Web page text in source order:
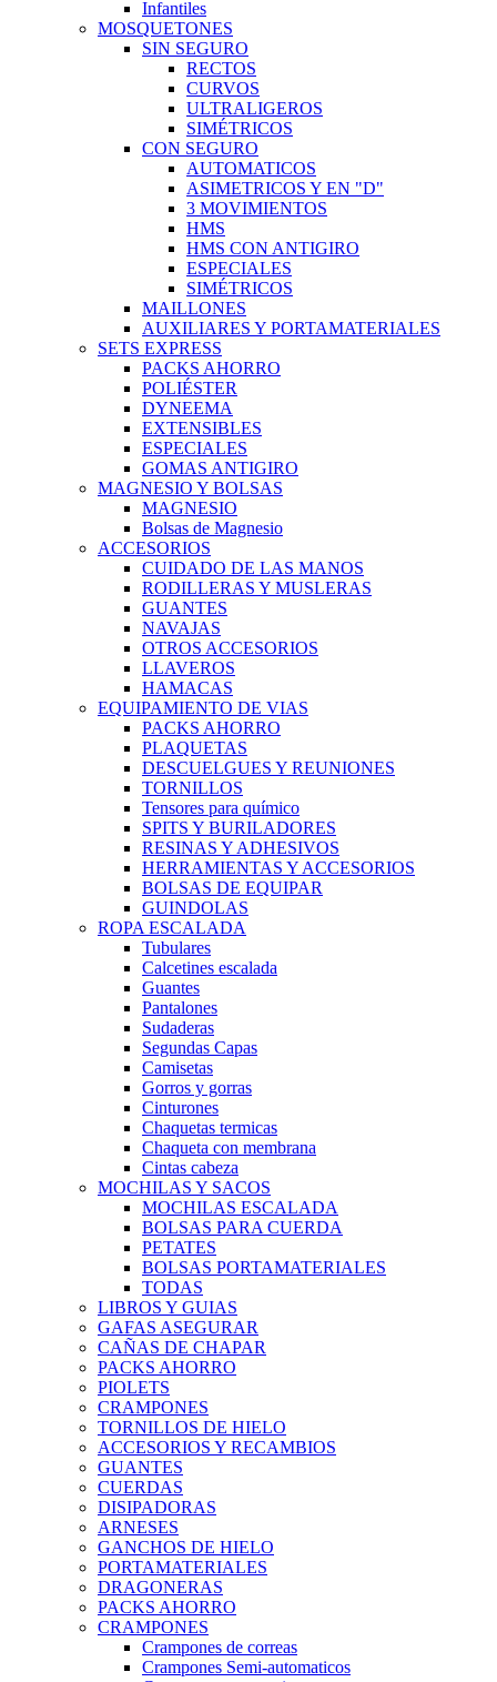
Infantiles
MOSQUETONES
SIN SEGURO
RECTOS
CURVOS
ULTRALIGEROS
SIMÉTRICOS
CON SEGURO
AUTOMATICOS
ASIMETRICOS Y EN "D"
3 MOVIMIENTOS
HMS
HMS CON ANTIGIRO
ESPECIALES
SIMÉTRICOS
MAILLONES
AUXILIARES Y PORTAMATERIALES
SETS EXPRESS
PACKS AHORRO
POLIÉSTER
DYNEEMA
EXTENSIBLES
ESPECIALES
GOMAS ANTIGIRO
MAGNESIO Y BOLSAS
MAGNESIO
Bolsas de Magnesio
ACCESORIOS
CUIDADO DE LAS MANOS
RODILLERAS Y MUSLERAS
GUANTES
NAVAJAS
OTROS ACCESORIOS
LLAVEROS
HAMACAS
EQUIPAMIENTO DE VIAS
PACKS AHORRO
PLAQUETAS
DESCUELGUES Y REUNIONES
TORNILLOS
Tensores para químico
SPITS Y BURILADORES
RESINAS Y ADHESIVOS
HERRAMIENTAS Y ACCESORIOS
BOLSAS DE EQUIPAR
GUINDOLAS
ROPA ESCALADA
Tubulares
Calcetines escalada
Guantes
Pantalones
Sudaderas
Segundas Capas
Camisetas
Gorros y gorras
Cinturones
Chaquetas termicas
Chaqueta con membrana
Cintas cabeza
MOCHILAS Y SACOS
MOCHILAS ESCALADA
BOLSAS PARA CUERDA
PETATES
BOLSAS PORTAMATERIALES
TODAS
LIBROS Y GUIAS
GAFAS ASEGURAR
CAÑAS DE CHAPAR
PACKS AHORRO
PIOLETS
CRAMPONES
TORNILLOS DE HIELO
ACCESORIOS Y RECAMBIOS
GUANTES
CUERDAS
DISIPADORAS
ARNESES
GANCHOS DE HIELO
PORTAMATERIALES
DRAGONERAS
PACKS AHORRO
CRAMPONES
Crampones de correas
Crampones Semi-automaticos